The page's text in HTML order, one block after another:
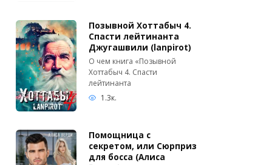
Позывной Хоттабыч 4.
Спасти лейтинанта
Джугашвили (lanpirot)
О чем книга «Позывной
Хоттабыч 4. Спасти
лейтинанта
1.3к.
Помощница с
секретом, или Сюрприз
для босса (Алиса